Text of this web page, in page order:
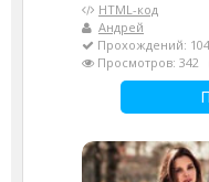
HTML-код
Андрей
Прохождений: 104
Просмотров: 342